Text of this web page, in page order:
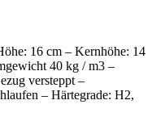
16 cm – Kernhöhe: 14
40 kg / m3 –
versteppt –
– Härtegrade: H2,